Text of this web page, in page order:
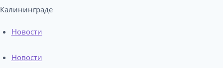
Калининграде​
Новости
Новости